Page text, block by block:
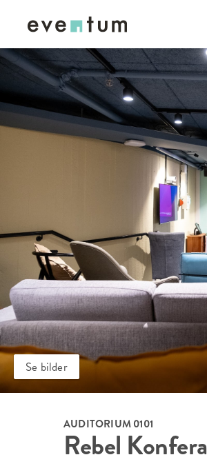
Se bilder
AUDITORIUM 0101
Rebel